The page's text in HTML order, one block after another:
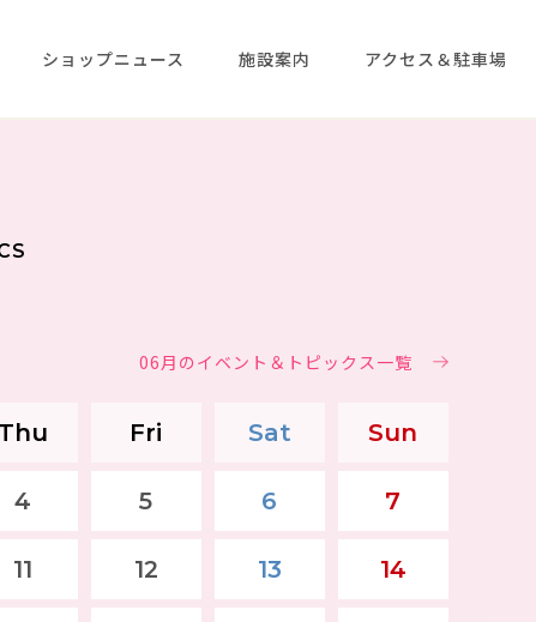
ショップニュース 施設案内 アクセス＆駐車場
06月のイベント＆トピックス一覧
Thu Fri Sat Sun
4 5 6 7
11 12 13 14